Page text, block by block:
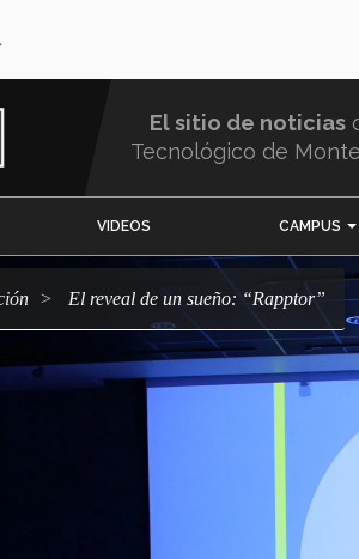
El sitio de noticias
Tecnológico de
VIDEOS CAMPUS
El reveal de un sueño: “Rapptor”